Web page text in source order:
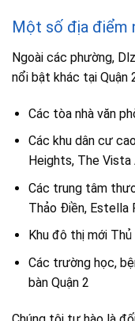
Một số địa điểm
Ngoài các phường,
nổi bật khác tại Quận
Các tòa nhà văn
Các khu dân cư
Heights, The Vista
Các trung tâm
Thảo Điền, Estella
Khu đô thị mới
Các trường học,
bàn Quận 2